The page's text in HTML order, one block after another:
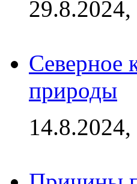
29.8.2024,
Северное
природы